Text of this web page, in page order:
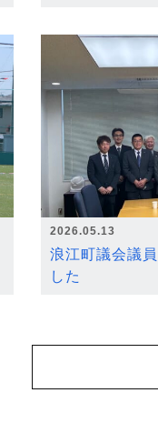
2026.05.13
浪江町議会議
した